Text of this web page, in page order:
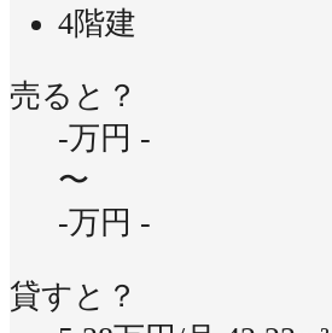
4階建
売ると？
-万円 -
〜
-万円 -
貸すと？